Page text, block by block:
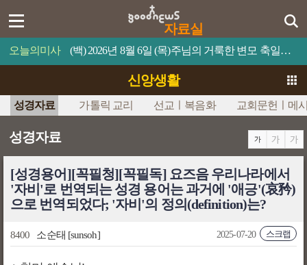
자료실
오늘의미사 (백) 2026년 8월 6일 (목)주님의 거룩한 변모 축일예수님의 얼굴은 해처럼 빛났다.
신앙생활
성경자료 가톨릭 교리 선교ㅣ복음화 교회문헌ㅣ메
성경자료
[성경용어][꼭필청][꼭필독] 요즈음 우리나라에서
'자비'로 번역되는 성경 용어는 과거에 '애긍'(哀矜)
으로 번역되었다; '자비'의 정의(definition)는?
8400 소순태 [sunsoh] 스크랩
2025-07-20